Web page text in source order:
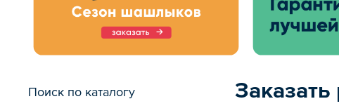
Поиск по каталогу